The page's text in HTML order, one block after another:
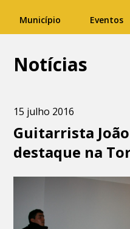
Município Eventos
Notícias
15 julho 2016
Guitarrista
destaque na